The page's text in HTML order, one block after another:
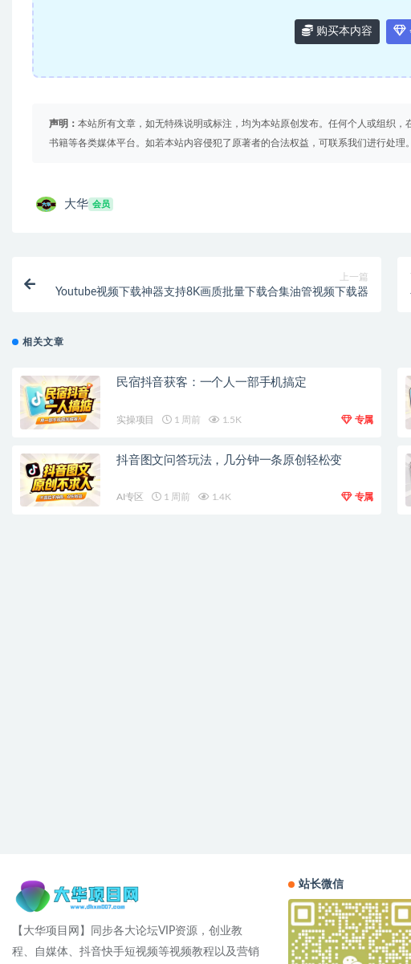
购买本内容
声明： 本站所有文章，如无特殊说明或标注，均为本站原创发布。任何个人或组织
书籍等各类媒体平台。如若本站内容侵犯了原著者的合法权益，可联系我们进行处理。
大华 会员
上一篇
Youtube视频下载神器支持8K画质批量下载合集油管视频下载器
相关文章
民宿抖音获客：一个人一部手机搞定
实操项目 1 周前 1.5K 专属
抖音图文问答玩法，几分钟一条原创轻松变
AI专区 1 周前 1.4K 专属
【大华项目网】同步各大论坛VIP资源，创业教
程、自媒体、抖音快手短视频等视频教程以及营销
站长微信